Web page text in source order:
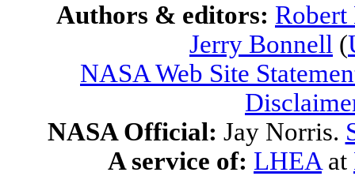
Authors & editors:
Jerry Bonnell (
NASA Web Site
NASA Official: Jay Norris.
A service of: LHEA at